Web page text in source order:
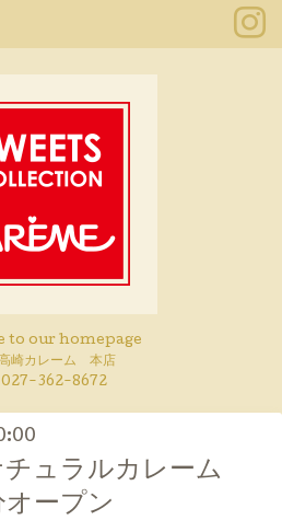
to our homepage
高崎カレーム 本店
027-362-8672
ュラルカレーム
ープン